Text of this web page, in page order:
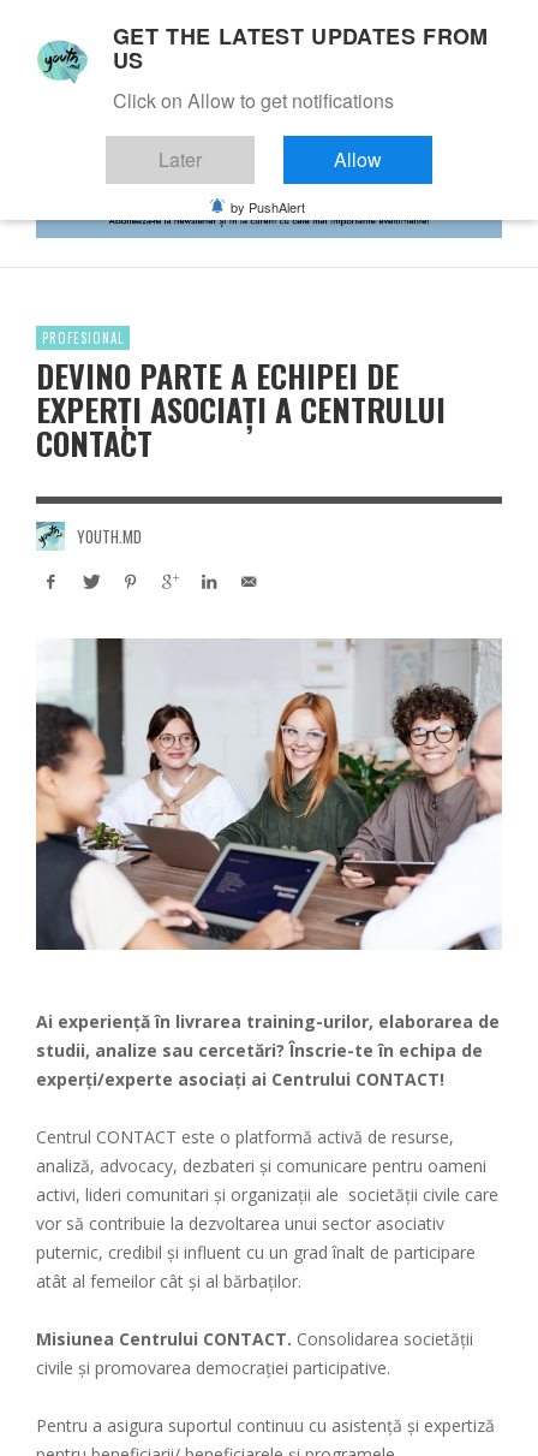
PROFESIONAL
DEVINO PARTE A ECHIPEI DE
EXPERȚI ASOCIAȚI A CENTRULUI
CONTACT
YOUTH.MD
Ai experiență în livrarea training-urilor, elaborarea de
studii, analize sau cercetări? Înscrie-te în echipa de
experți/experte asociați ai Centrului CONTACT!
Centrul CONTACT este o platformă activă de resurse,
analiză, advocacy, dezbateri și comunicare pentru oameni
activi, lideri comunitari și organizații ale societății civile care
vor să contribuie la dezvoltarea unui sector asociativ
puternic, credibil și influent cu un grad înalt de participare
atât al femeilor cât și al bărbaților.
Misiunea Centrului CONTACT. Consolidarea societății
civile și promovarea democrației participative.
Pentru a asigura suportul continuu cu asistență și expertiză
GET THE LATEST UPDATES FROM
US
Click on Allow to get notifications
Later Allow
by PushAlert